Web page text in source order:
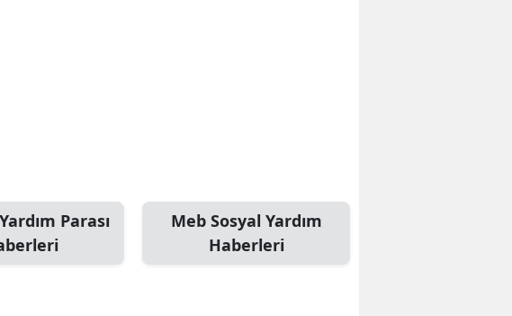
Erzincan
Parası
Meb Sosyal Yardım
Haberleri